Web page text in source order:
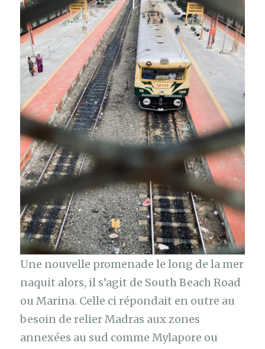
Une nouvelle promenade le long de la mer
naquit alors, il s’agit de South Beach Road
ou Marina. Celle ci répondait en outre au
besoin de relier Madras aux zones
annexées au sud comme Mylapore ou